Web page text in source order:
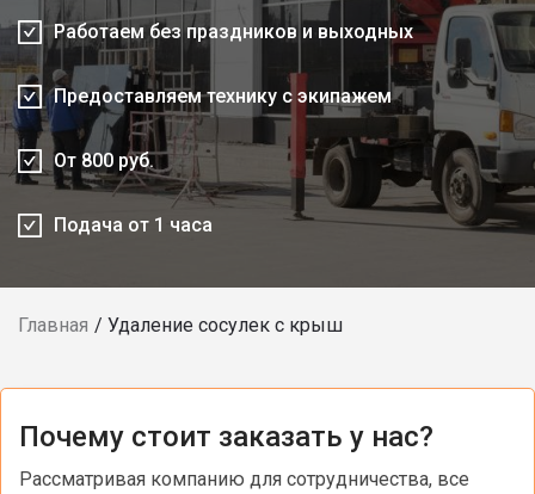
Работаем без праздников и выходных
Предоставляем технику с экипажем
От 800 руб.
Подача от 1 часа
Главная Удаление сосулек с крыш
Почему стоит заказать у нас?
Рассматривая компанию для сотрудничества, все